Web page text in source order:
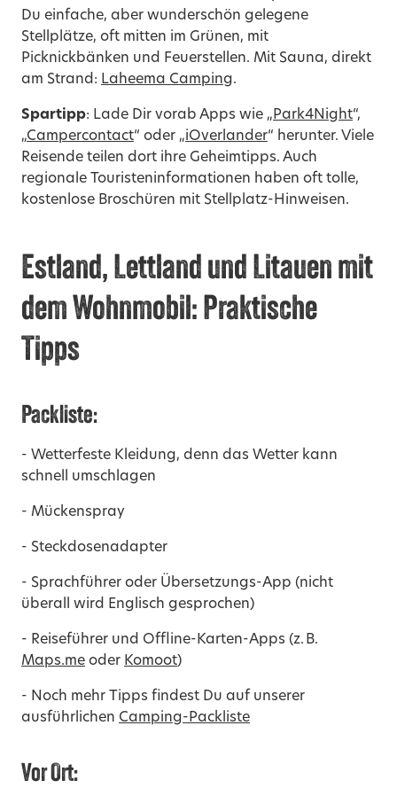
Du einfache, aber wunderschön gelegene
Stellplätze, oft mitten im Grünen, mit
Picknickbänken und Feuerstellen. Mit Sauna, direkt
am Strand: Laheema Camping.
Spartipp: Lade Dir vorab Apps wie „ Park4Night“,
„Campercontact“ oder „iOverlander“ herunter. Viele
Reisende teilen dort ihre Geheimtipps. Auch
regionale Touristeninformationen haben oft tolle,
kostenlose Broschüren mit Stellplatz-Hinweisen.
Estland, Lettland und Litauen mit
dem Wohnmobil: Praktische
Tipps
Packliste:
- Wetterfeste Kleidung, denn das Wetter kann
schnell umschlagen
- Mückenspray
- Steckdosenadapter
- Sprachführer oder Übersetzungs-App (nicht
überall wird Englisch gesprochen)
- Reiseführer und Offline-Karten-Apps (z. B.
Maps.me oder Komoot)
- Noch mehr Tipps findest Du auf unserer
ausführlichen Camping-Packliste
Vor Ort: